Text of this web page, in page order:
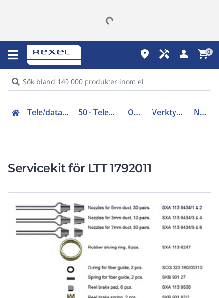
place handyman person shopping_cart0
Tele/data och säkerhet (50-63) 50 - Telenät och optomateriel Optomateriel Verktygskit och tillbehör NTB101082
Servicekit för LTT 1792011